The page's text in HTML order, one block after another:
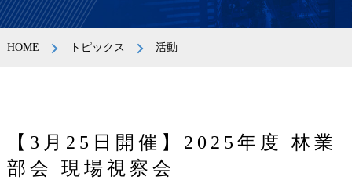
HOME トピックス 活動
【3月25日開催】2025年度 林業
部会 現場視察会